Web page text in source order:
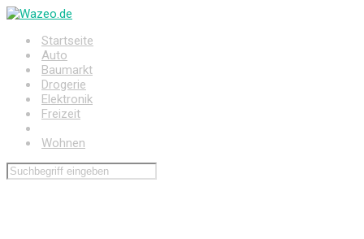
Zum
springenStartseite
Auto
Baumarkt
Drogerie
Elektronik
Freizeit
Wohnen